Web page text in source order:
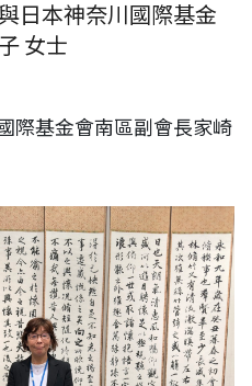
日本神奈川國際基金
女士
際基金會南區副會長家崎